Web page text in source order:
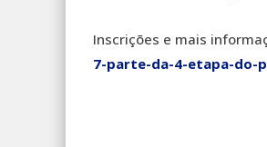
Inscrições e mais
7-parte-da-4-etapa-